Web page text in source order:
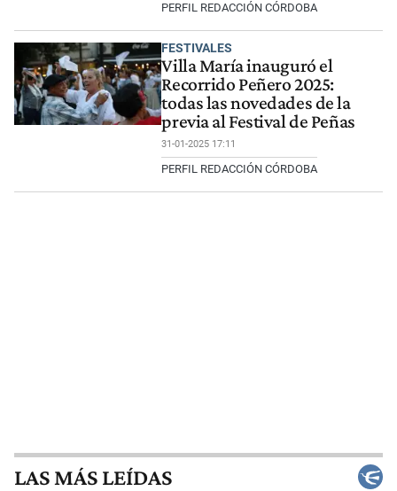
PERFIL REDACCIÓN CÓRDOBA
FESTIVALES
Villa María inauguró el
Recorrido Peñero 2025:
todas las novedades de la
previa al Festival de Peñas
31-01-2025 17:11
PERFIL REDACCIÓN CÓRDOBA
LAS MÁS LEÍDAS